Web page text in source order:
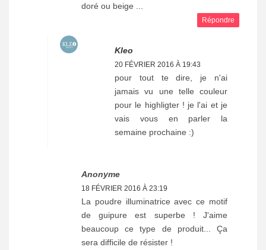
doré ou beige ...
Répondre
Kleo
20 FÉVRIER 2016 À 19:43
pour tout te dire, je n'ai
jamais vu une telle couleur
pour le highligter ! je l'ai et je
vais vous en parler la
semaine prochaine :)
Anonyme
18 FÉVRIER 2016 À 23:19
La poudre illuminatrice avec ce motif
de guipure est superbe ! J'aime
beaucoup ce type de produit... Ça
sera difficile de résister !